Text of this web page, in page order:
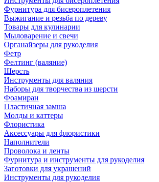
Фурнитура для бисероплетения
Выжигание и резьба по дереву
Товары для кулинарии
Мыловарение и свечи
Органайзеры для рукоделия
Фетр
Фелтинг (валяние)
Шерсть
Инструменты для валяния
Наборы для творчества из шерсти
Фоамиран
Пластичная замша
Молды и каттеры
Флористика
Аксессуары для флористики
Наполнители
Проволока и ленты
Фурнитура и инструменты для рукоделия
Заготовки для украшений
Инструменты для рукоделия